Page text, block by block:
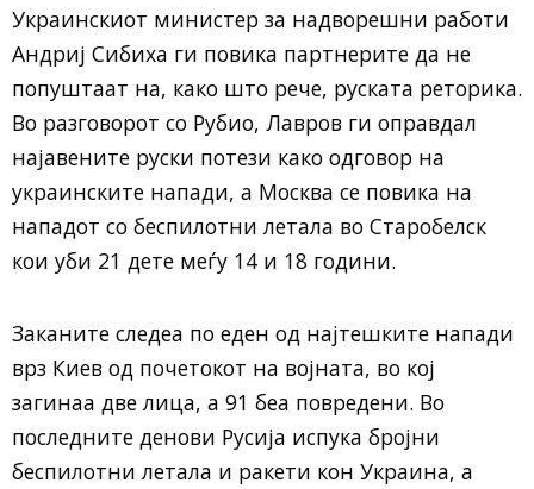
Украинскиот министер за надворешни работи
Андриј Сибиха ги повика партнерите да не
попуштаат на, како што рече, руската реторика.
Во разговорот со Рубио, Лавров ги оправдал
најавените руски потези како одговор на
украинските напади, а Москва се повика на
нападот со беспилотни летала во Старобелск
кои уби 21 дете меѓу 14 и 18 години.
Заканите следеа по еден од најтешките напади
врз Киев од почетокот на војната, во кој
загинаа две лица, а 91 беа повредени. Во
последните денови Русија испука бројни
беспилотни летала и ракети кон Украина, а